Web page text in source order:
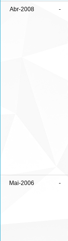
Abr-2008 -
Mai-2006 -